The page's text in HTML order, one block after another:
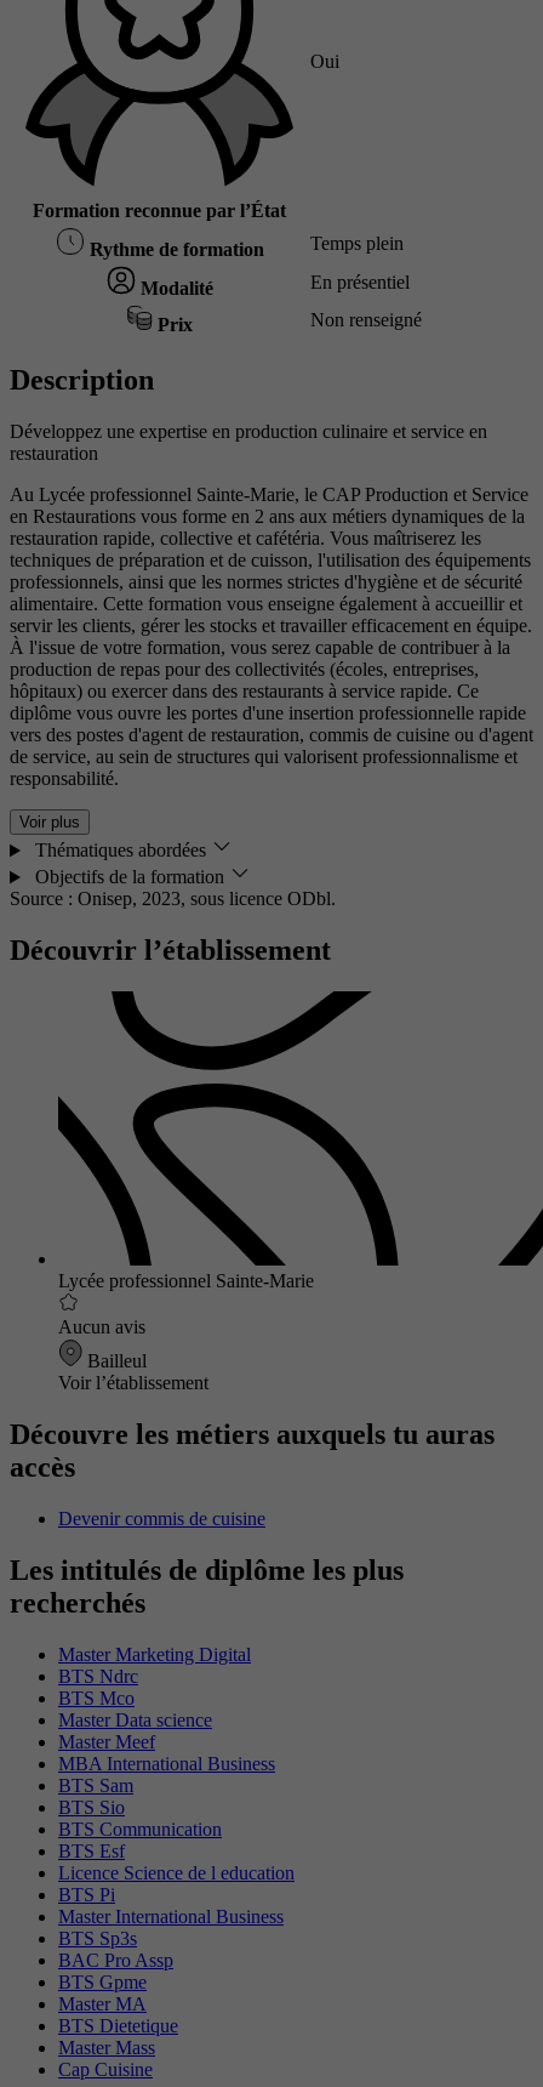
Formation reconnue par l’État
Oui
Rythme de formation Temps plein
Modalité En présentiel
Prix Non renseigné
Description
Développez une expertise en production culinaire et service en
restauration
Au Lycée professionnel Sainte-Marie, le CAP Production et Service
en Restaurations vous forme en 2 ans aux métiers dynamiques de la
restauration rapide, collective et cafétéria. Vous maîtriserez les
techniques de préparation et de cuisson, l'utilisation des équipements
professionnels, ainsi que les normes strictes d'hygiène et de sécurité
alimentaire. Cette formation vous enseigne également à accueillir et
servir les clients, gérer les stocks et travailler efficacement en équipe.
À l'issue de votre formation, vous serez capable de contribuer à la
production de repas pour des collectivités (écoles, entreprises,
hôpitaux) ou exercer dans des restaurants à service rapide. Ce
diplôme vous ouvre les portes d'une insertion professionnelle rapide
vers des postes d'agent de restauration, commis de cuisine ou d'agent
de service, au sein de structures qui valorisent professionnalisme et
responsabilité.
Voir plus
Thématiques abordées
Objectifs de la formation
Source : Onisep, 2023, sous licence ODbl.
Découvrir l’établissement
Lycée professionnel Sainte-Marie
Aucun avis
Bailleul
Voir l’établissement
Découvre les métiers auxquels tu auras
accès
Devenir commis de cuisine
Les intitulés de diplôme les plus
recherchés
Master Marketing Digital
BTS Ndrc
BTS Mco
Master Data science
Master Meef
MBA International Business
BTS Sam
BTS Sio
BTS Communication
BTS Esf
Licence Science de l education
BTS Pi
Master International Business
BTS Sp3s
BAC Pro Assp
BTS Gpme
Master MA
BTS Dietetique
Master Mass
Cap Cuisine